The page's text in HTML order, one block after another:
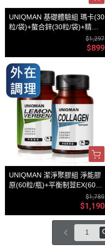
UNIQMAN 基礎體驗組 瑪卡(30
粒/袋)+螯合鋅(30粒/袋)+精胺
$1,297
$899
UNIQMAN 潔淨聚膠組 淨能膠
原(60粒/瓶)+平衡制荳EX(60粒/
$1,780
$1,190